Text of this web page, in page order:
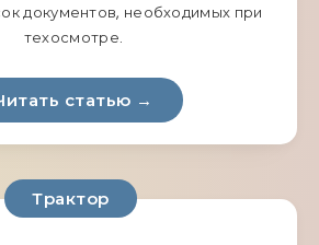
документов, необходимых при
техосмотре.
статью →
Трактор